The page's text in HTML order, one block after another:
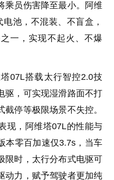
乘员伤害降至最小。阿维
池，不混装、不盲盒，
一，实现不起火、不爆
07L搭载太行智控2.0技
驱，可实现湿滑路面不打
停等极限场景不失控。
现，阿维塔07L的性能与
本零百加速仅3.7s，当车
限时，太行分布式电驱可
动力，赋予驾驶者更加纯